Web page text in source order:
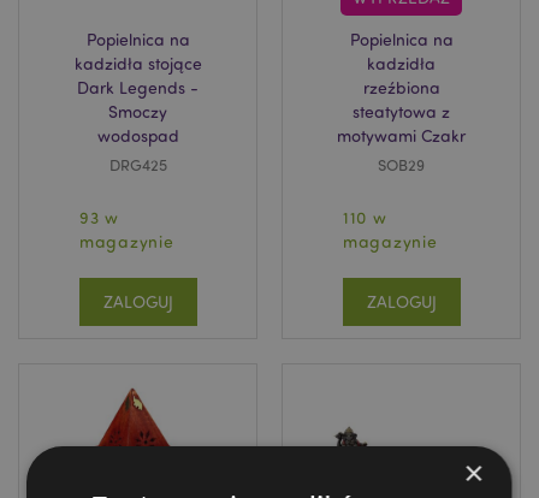
Popielnica na
kadzidła stojące
Dark Legends -
Smoczy
wodospad
DRG425
93 w
magazynie
ZALOGUJ
Popielnica na
kadzidła
rzeźbiona
steatytowa z
motywami Czakr
SOB29
110 w
magazynie
ZALOGUJ
×